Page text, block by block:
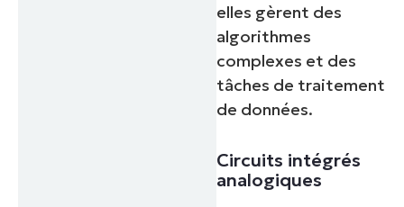
elles gèrent des
algorithmes
complexes et des
tâches de traitement
de données.
Circuits intégrés
analogiques